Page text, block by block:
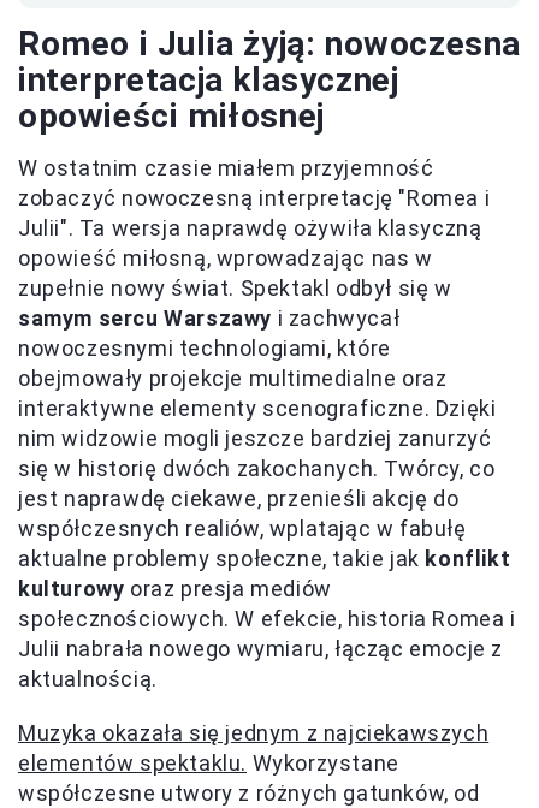
Romeo i Julia żyją: nowoczesna
interpretacja klasycznej
opowieści miłosnej
W ostatnim czasie miałem przyjemność
zobaczyć nowoczesną interpretację "Romea i
Julii". Ta wersja naprawdę ożywiła klasyczną
opowieść miłosną, wprowadzając nas w
zupełnie nowy świat. Spektakl odbył się w
samym sercu Warszawy i zachwycał
nowoczesnymi technologiami, które
obejmowały projekcje multimedialne oraz
interaktywne elementy scenograficzne. Dzięki
nim widzowie mogli jeszcze bardziej zanurzyć
się w historię dwóch zakochanych. Twórcy, co
jest naprawdę ciekawe, przenieśli akcję do
współczesnych realiów, wplatając w fabułę
aktualne problemy społeczne, takie jak konflikt
kulturowy oraz presja mediów
społecznościowych. W efekcie, historia Romea i
Julii nabrała nowego wymiaru, łącząc emocje z
aktualnością.
Muzyka okazała się jednym z najciekawszych
elementów spektaklu. Wykorzystane
współczesne utwory z różnych gatunków, od